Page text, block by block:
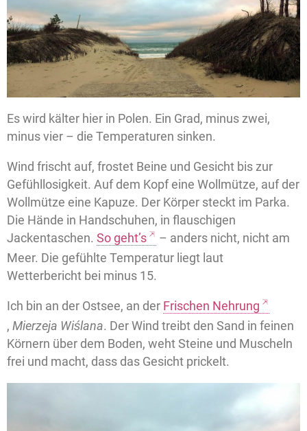
Es wird kälter hier in Polen. Ein Grad, minus zwei,
minus vier – die Temperaturen sinken.
Wind frischt auf, frostet Beine und Gesicht bis zur
Gefühllosigkeit. Auf dem Kopf eine Wollmütze, auf der
Wollmütze eine Kapuze. Der Körper steckt im Parka.
Die Hände in Handschuhen, in flauschigen
Jackentaschen. So geht’s
– anders nicht, nicht am
Meer. Die gefühlte Temperatur liegt laut
Wetterbericht bei minus 15.
Ich bin an der Ostsee, an der Frischen Nehrung
, Mierzeja Wiślana. Der Wind treibt den Sand in feinen
Körnern über dem Boden, weht Steine und Muscheln
frei und macht, dass das Gesicht prickelt.